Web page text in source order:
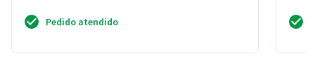
Pedido atendido